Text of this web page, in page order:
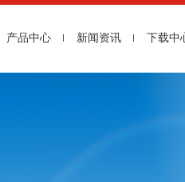
产品中心 新闻资讯 下载中